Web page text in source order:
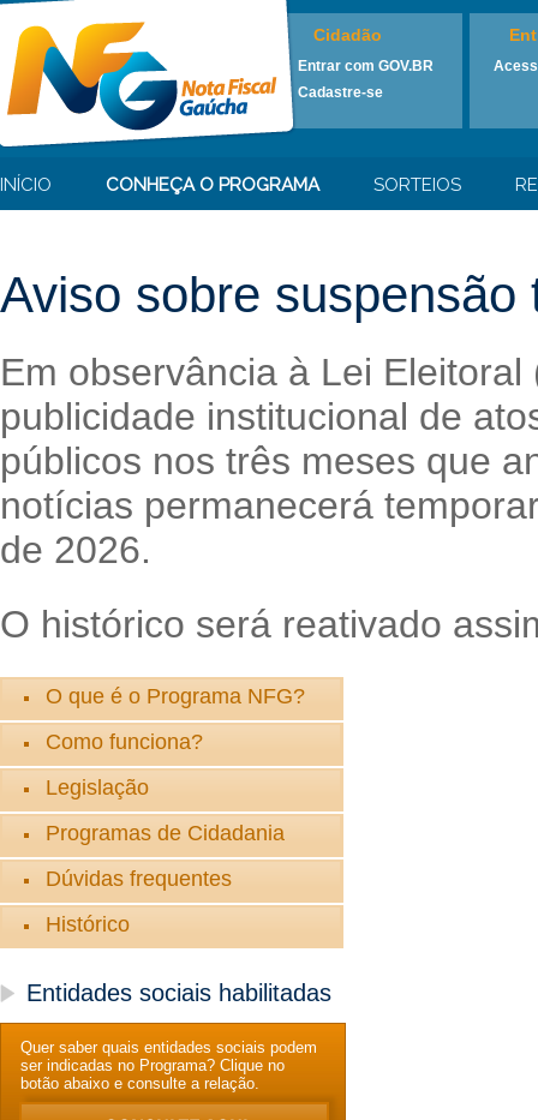
Cidadão
Entrar com GOV.BR
Cadastre-se
INÍCIO CONHEÇA O PROGRAMA SORTEIOS
Aviso sobre
Em observância à Lei
publicidade institucional de
públicos nos três meses que
notícias permanecerá
de 2026.
O histórico será reativado
O que é o Programa NFG?
Como funciona?
Legislação
Programas de Cidadania
Dúvidas frequentes
Histórico
Entidades sociais habilitadas
Quer saber quais entidades sociais podem
ser indicadas no Programa? Clique no
botão abaixo e consulte a relação.